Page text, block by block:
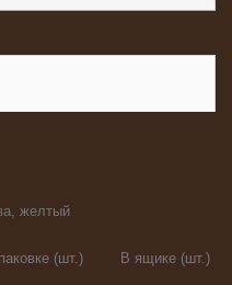
желтый
(шт.) В ящике (шт.)